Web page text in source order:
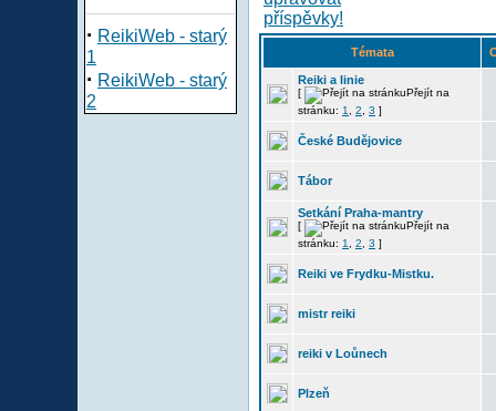
· ReikiWeb - starý
1
· ReikiWeb - starý
2
Témata
Reiki a linie
[
Přejít na
stránku: 1 2 3 ]
České Budějovice
Tábor
Setkání Praha-mantry
[
Přejít na
stránku: 1 2 3 ]
Reiki ve Frydku-Mistku.
mistr reiki
reiki v Loůnech
Plzeň